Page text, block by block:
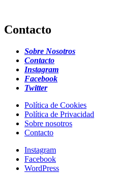
Contacto
Sobre Nosotros
Contacto
Instagram
Facebook
Twitter
Política de Cookies
Política de Privacidad
Sobre nosotros
Contacto
Instagram
Facebook
WordPress